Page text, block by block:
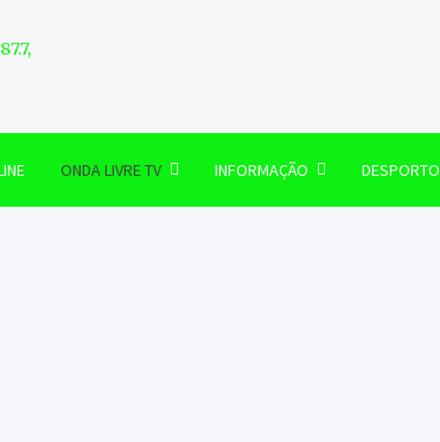
LIVRE 87.7, 106 FM
ONDA LIVRE TV INFORMAÇÃO DESPORTO